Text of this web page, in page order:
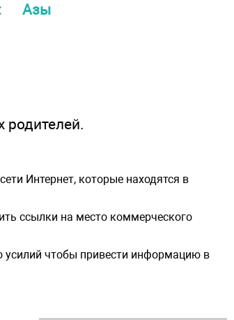
Азы
родителей.
Интернет, которые находятся в
ссылки на место коммерческого
усилий чтобы привести информацию в